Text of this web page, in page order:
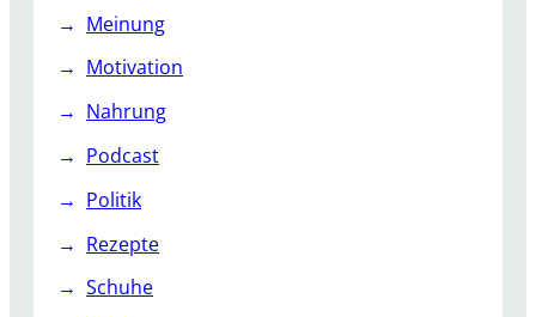
Meinung
Motivation
Nahrung
Podcast
Politik
Rezepte
Schuhe